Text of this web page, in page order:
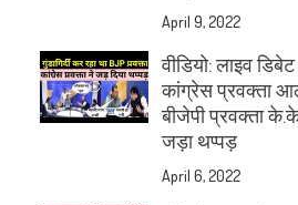
April 9, 2022
वीडियो: लाइव
कांग्रेस प्रवक्ता
बीजेपी प्रवक्ता
जड़ा थप्पड़
April 6, 2022